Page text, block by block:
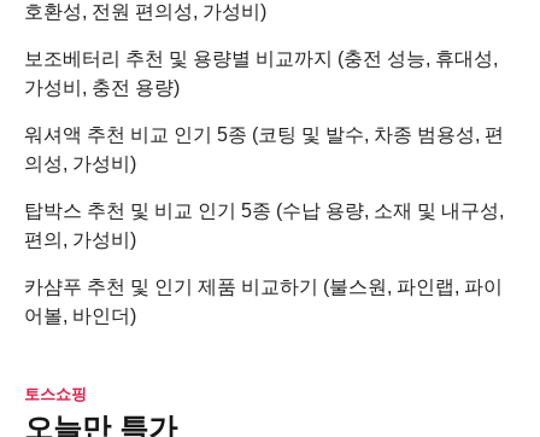
호환성, 전원 편의성, 가성비)
보조베터리 추천 및 용량별 비교까지 (충전 성능, 휴대성,
가성비, 충전 용량)
워셔액 추천 비교 인기 5종 (코팅 및 발수, 차종 범용성, 편
의성, 가성비)
탑박스 추천 및 비교 인기 5종 (수납 용량, 소재 및 내구성,
편의, 가성비)
카샴푸 추천 및 인기 제품 비교하기 (불스원, 파인랩, 파이
어볼, 바인더)
토스쇼핑
오늘만 특가